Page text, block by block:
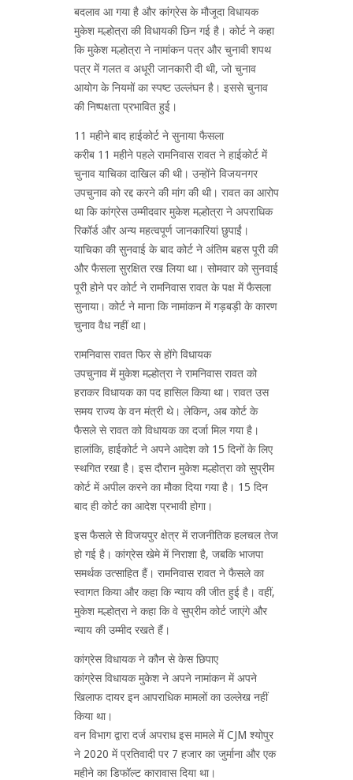
बदलाव आ गया है और कांग्रेस के मौजूदा विधायक
मुकेश मल्होत्रा की विधायकी छिन गई है। कोर्ट ने कहा
कि मुकेश मल्होत्रा ने नामांकन पत्र और चुनावी शपथ
पत्र में गलत व अधूरी जानकारी दी थी, जो चुनाव
आयोग के नियमों का स्पष्ट उल्लंघन है। इससे चुनाव
की निष्पक्षता प्रभावित हुई।
11 महीने बाद हाईकोर्ट ने सुनाया फैसला
करीब 11 महीने पहले रामनिवास रावत ने हाईकोर्ट में
चुनाव याचिका दाखिल की थी। उन्होंने विजयनगर
उपचुनाव को रद्द करने की मांग की थी। रावत का आरोप
था कि कांग्रेस उम्मीदवार मुकेश मल्होत्रा ने अपराधिक
रिकॉर्ड और अन्य महत्वपूर्ण जानकारियां छुपाईं।
याचिका की सुनवाई के बाद कोर्ट ने अंतिम बहस पूरी की
और फैसला सुरक्षित रख लिया था। सोमवार को सुनवाई
पूरी होने पर कोर्ट ने रामनिवास रावत के पक्ष में फैसला
सुनाया। कोर्ट ने माना कि नामांकन में गड़बड़ी के कारण
चुनाव वैध नहीं था।
रामनिवास रावत फिर से होंगे विधायक
उपचुनाव में मुकेश मल्होत्रा ने रामनिवास रावत को
हराकर विधायक का पद हासिल किया था। रावत उस
समय राज्य के वन मंत्री थे। लेकिन, अब कोर्ट के
फैसले से रावत को विधायक का दर्जा मिल गया है।
हालांकि, हाईकोर्ट ने अपने आदेश को 15 दिनों के लिए
स्थगित रखा है। इस दौरान मुकेश मल्होत्रा को सुप्रीम
कोर्ट में अपील करने का मौका दिया गया है। 15 दिन
बाद ही कोर्ट का आदेश प्रभावी होगा।
इस फैसले से विजयपुर क्षेत्र में राजनीतिक हलचल तेज
हो गई है। कांग्रेस खेमे में निराशा है, जबकि भाजपा
समर्थक उत्साहित हैं। रामनिवास रावत ने फैसले का
स्वागत किया और कहा कि न्याय की जीत हुई है। वहीं,
मुकेश मल्होत्रा ने कहा कि वे सुप्रीम कोर्ट जाएंगे और
न्याय की उम्मीद रखते हैं।
कांग्रेस विधायक ने कौन से केस छिपाए
कांग्रेस विधायक मुकेश ने अपने नामांकन में अपने
खिलाफ दायर इन आपराधिक मामलों का उल्लेख नहीं
किया था।
वन विभाग द्वारा दर्ज अपराध इस मामले में CJM श्योपुर
ने 2020 में प्रतिवादी पर 7 हजार का जुर्माना और एक
महीने का डिफॉल्ट कारावास दिया था।